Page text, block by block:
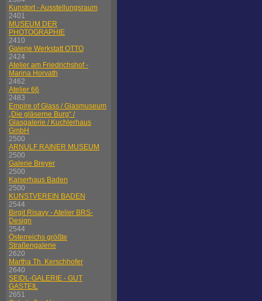
Kunstort - Ausstellungsraum
2401
MUSEUM DER
PHOTOGRAPHIE
2410
Galerie Werkstatt OTTO
2424
Atelier am Friedrichshof -
Marina Horvath
2462
Atelier 66
2483
Empire of Glass / Glasmuseum
„Die gläserne Burg“ /
Glasgalerie / Kuchlerhaus
GmbH
2500
ARNULF RAINER MUSEUM
2500
Galerie Breyer
2500
Kaiserhaus Baden
2500
KUNSTVEREIN BADEN
2544
Birgit Risavy - Atelier BRS-
Design
2544
Österreichs größte
Straßengalerie
2620
Martha Th. Kerschhofer
2640
SEIDL-GALERIE - GUT
GASTEIL
2651